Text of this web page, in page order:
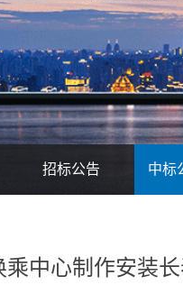
招标公告 中标
乘中心制作安装